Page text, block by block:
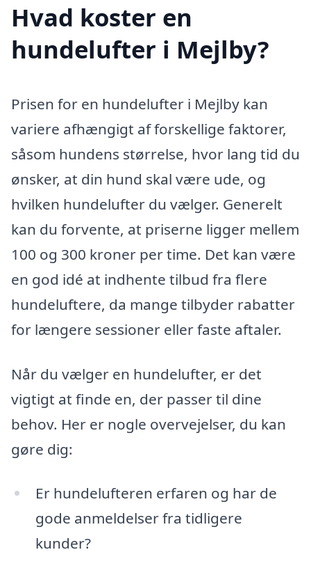
Hvad koster en
hundelufter i Mejlby?
Prisen for en hundelufter i Mejlby kan
variere afhængigt af forskellige faktorer,
såsom hundens størrelse, hvor lang tid du
ønsker, at din hund skal være ude, og
hvilken hundelufter du vælger. Generelt
kan du forvente, at priserne ligger mellem
100 og 300 kroner per time. Det kan være
en god idé at indhente tilbud fra flere
hundeluftere, da mange tilbyder rabatter
for længere sessioner eller faste aftaler.
Når du vælger en hundelufter, er det
vigtigt at finde en, der passer til dine
behov. Her er nogle overvejelser, du kan
gøre dig:
Er hundelufteren erfaren og har de
gode anmeldelser fra tidligere
kunder?